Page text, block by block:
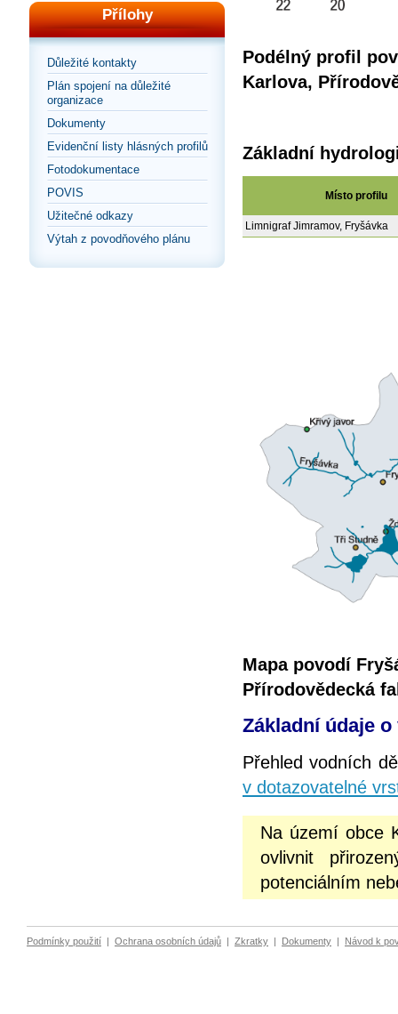
Přílohy
Důležité kontakty
Plán spojení na důležité
organizace
Dokumenty
Evidenční listy hlásných profilů
Fotodokumentace
POVIS
Užitečné odkazy
Výtah z povodňového plánu
Podélný profil
Karlova,
Základní
Místo profilu
Limnigraf Jimramov, Fryšávka
Mapa povodí
Přírodovědecká
Základní údaje
Přehled vodních
v dotazovatelné
Na území obce
ovlivnit
potenciálním
Podmínky použití | Ochrana osobních údajů | Zkratky | Dokumenty | Návod k